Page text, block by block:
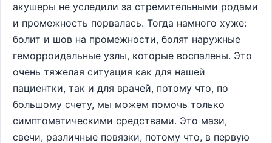
акушеры не уследили за стремительными родами
и промежность порвалась. Тогда намного хуже:
болит и шов на промежности, болят наружные
геморроидальные узлы, которые воспалены. Это
очень тяжелая ситуация как для нашей
пациентки, так и для врачей, потому что, по
большому счету, мы можем помочь только
симптоматическими средствами. Это мази,
свечи, различные повязки, потому что, в первую